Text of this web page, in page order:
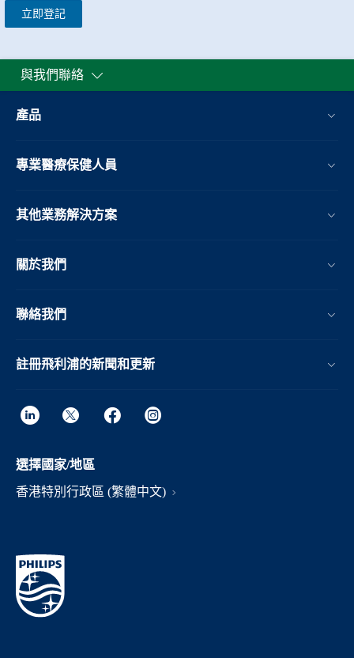
立即登記
與我們聯絡
產品
專業醫療保健人員
其他業務解決方案​
關於我們
聯絡我們
註冊飛利浦的新聞和更新
選擇國家/地區
香港特別行政區 (繁體中文)